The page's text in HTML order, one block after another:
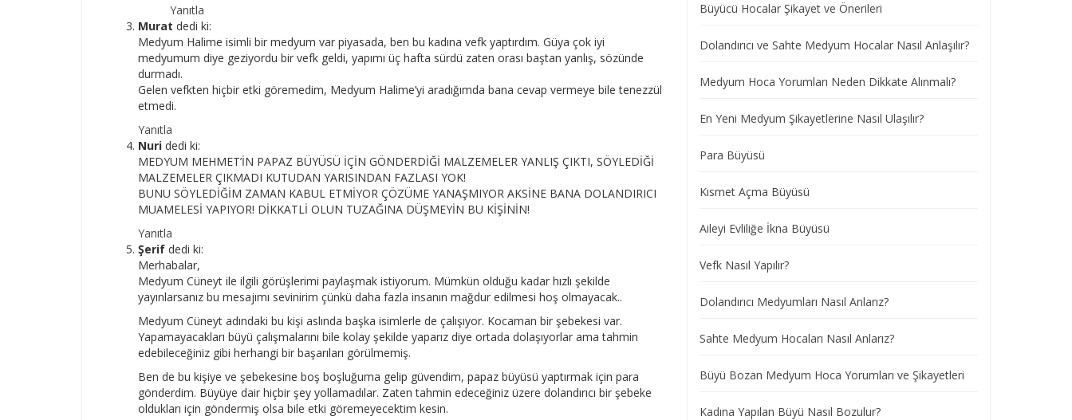
Yanıtla
Murat dedi ki:
Medyum Halime isimli bir medyum var piyasada, ben bu kadına vefk yaptırdım. Güya çok iyi
medyumum diye geziyordu bir vefk geldi, yapımı üç hafta sürdü zaten orası baştan yanlış, sözünde
durmadı.
Gelen vefkten hiçbir etki göremedim, Medyum Halime’yi aradığımda bana cevap vermeye bile tenezzül
etmedi.
Yanıtla
Nuri dedi ki:
MEDYUM MEHMET’İN PAPAZ BÜYÜSÜ İÇİN GÖNDERDİĞİ MALZEMELER YANLIŞ ÇIKTI, SÖYLEDİĞİ
MALZEMELER ÇIKMADI KUTUDAN YARISINDAN FAZLASI YOK!
BUNU SÖYLEDİĞİM ZAMAN KABUL ETMİYOR ÇÖZÜME YANAŞMIYOR AKSİNE BANA DOLANDIRICI
MUAMELESİ YAPIYOR! DİKKATLİ OLUN TUZAĞINA DÜŞMEYİN BU KİŞİNİN!
Yanıtla
Şerif dedi ki:
Merhabalar,
Medyum Cüneyt ile ilgili görüşlerimi paylaşmak istiyorum. Mümkün olduğu kadar hızlı şekilde
yayınlarsanız bu mesajımı sevinirim çünkü daha fazla insanın mağdur edilmesi hoş olmayacak..
Medyum Cüneyt adındaki bu kişi aslında başka isimlerle de çalışıyor. Kocaman bir şebekesi var.
Yapamayacakları büyü çalışmalarını bile kolay şekilde yaparız diye ortada dolaşıyorlar ama tahmin
edebileceğiniz gibi herhangi bir başarıları görülmemiş.
Ben de bu kişiye ve şebekesine boş boşluğuma gelip güvendim, papaz büyüsü yaptırmak için para
gönderdim. Büyüye dair hiçbir şey yollamadılar. Zaten tahmin edeceğiniz üzere dolandırıcı bir şebeke
oldukları için göndermiş olsa bile etki göremeyecektim kesin.
Büyücü Hocalar Şikayet ve Önerileri
Dolandırıcı ve Sahte Medyum Hocalar Nasıl Anlaşılır?
Medyum Hoca Yorumları Neden Dikkate Alınmalı?
En Yeni Medyum Şikayetlerine Nasıl Ulaşılır?
Para Büyüsü
Kısmet Açma Büyüsü
Aileyi Evliliğe İkna Büyüsü
Vefk Nasıl Yapılır?
Dolandırıcı Medyumları Nasıl Anlarız?
Sahte Medyum Hocaları Nasıl Anlarız?
Büyü Bozan Medyum Hoca Yorumları ve Şikayetleri
Kadına Yapılan Büyü Nasıl Bozulur?